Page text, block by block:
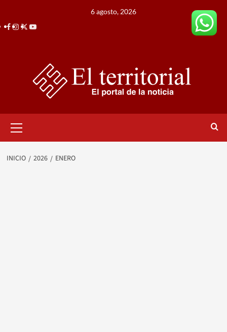
contenido
6 agosto, 2026
Facebook
Instagram
TwitterYoutube
primario
INICIO 2026 ENERO